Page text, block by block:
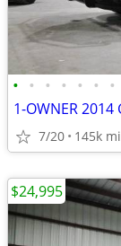
• • • • • • •
7/20 145k mi
$24,995